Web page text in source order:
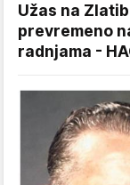
Užas na
prevremeno
radnjama -